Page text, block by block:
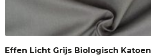
Effen Licht Grijs Biologisch Katoen